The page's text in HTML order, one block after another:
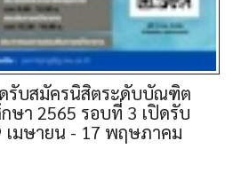
รับสมัครนิสิตระดับบัณฑิต
ษา 2565 รอบที่ 3 เปิดรับ
เมษายน - 17 พฤษภาคม